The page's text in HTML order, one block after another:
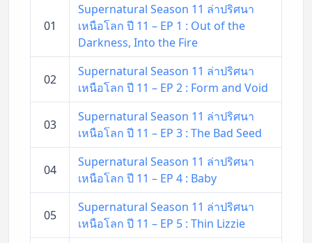
01
Supernatural Season 11 ล่าปริศนา
เหนือโลก ปี 11 – EP 1 : Out of the
Darkness, Into the Fire
02
Supernatural Season 11 ล่าปริศนา
เหนือโลก ปี 11 – EP 2 : Form and Void
03
Supernatural Season 11 ล่าปริศนา
เหนือโลก ปี 11 – EP 3 : The Bad Seed
04
Supernatural Season 11 ล่าปริศนา
เหนือโลก ปี 11 – EP 4 : Baby
05
Supernatural Season 11 ล่าปริศนา
เหนือโลก ปี 11 – EP 5 : Thin Lizzie